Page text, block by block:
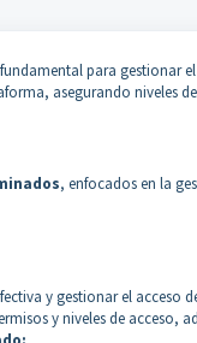
para gestionar
asegurando niveles
, enfocados en la
y gestionar el acceso
y niveles de acceso,